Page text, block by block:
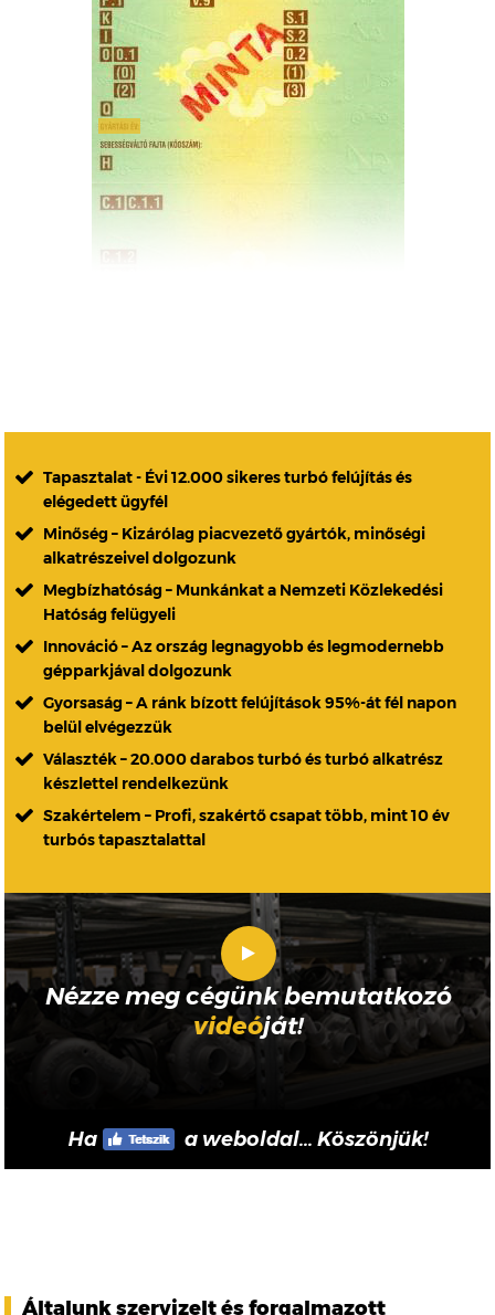
Tapasztalat - Évi 12.000 sikeres turbó felújítás és
elégedett ügyfél
Minőség – Kizárólag piacvezető gyártók, minőségi
alkatrészeivel dolgozunk
Megbízhatóság – Munkánkat a Nemzeti Közlekedési
Hatóság felügyeli
Innováció – Az ország legnagyobb és legmodernebb
gépparkjával dolgozunk
Gyorsaság – A ránk bízott felújítások 95%-át fél napon
belül elvégezzük
Választék – 20.000 darabos turbó és turbó alkatrész
készlettel rendelkezünk
Szakértelem – Profi, szakértő csapat több, mint 10 év
turbós tapasztalattal
Nézze meg cégünk bemutatkozó
videóját!
Ha a weboldal... Köszönjük!
Általunk szervizelt és forgalmazott